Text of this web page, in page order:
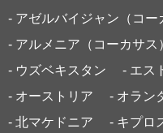
- アゼルバイジャン（コー
- アルメニア（コーカサス
- ウズベキスタン
- エス
- オーストリア
- オラン
- 北マケドニア
- キプロ